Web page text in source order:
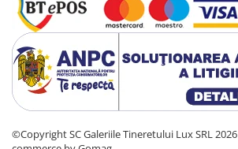
©Copyright SC Galeriile Tineretului Lux SRL 2026